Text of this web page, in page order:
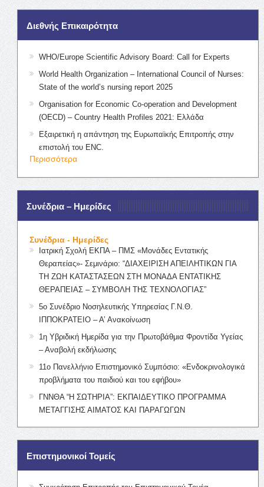
Διεθνής Επικαιρότητα
WHO/Europe Scientific Advisory Board: Call for Experts
World Health Organization – International Council of Nurses:
State of the world’s nursing report 2025
Organisation for Economic Co-operation and Development
(OECD) – Country Health Profiles 2021: Ελλάδα
Εξαιρετική η απάντηση της Ευρωπαϊκής Επιτροπής στην
επιστολή του ENC.
Περισσότερα
Συνέδρια – Ημερίδες
Συνέδρια - Ημερίδες
Ιατρική Σχολή ΕΚΠΑ – ΠΜΣ «Μονάδες Εντατικής
Θεραπείας»- Σεμινάριο: “ΔΙΑΧΕΙΡΙΣΗ ΑΠΕΙΛΗΤΙΚΩΝ ΓΙΑ
ΤΗ ΖΩΗ ΚΑΤΑΣΤΑΣΕΩΝ ΣΤΗ ΜΟΝΑΔΑ ΕΝΤΑΤΙΚΗΣ
ΘΕΡΑΠΕΙΑΣ – ΣΥΜΒΟΛΗ ΤΗΣ ΤΕΧΝΟΛΟΓΙΑΣ”
5ο Συνέδριο Νοσηλευτικής Υπηρεσίας Γ.Ν.Θ.
ΙΠΠΟΚΡΑΤΕΙΟ – Α’ Ανακοίνωση
1η Υβριδική Ημερίδα για την Πρωτοβάθμια Φροντίδα Υγείας
– Αναβολή εκδήλωσης
11ο Πανελλήνιο Επιστημονικό Συμπόσιο: «Ενδοκρινολογικά
προβλήματα του παιδιού και του εφήβου»
ΓΝΝΘΑ “Η ΣΩΤΗΡΙΑ”: ΕΚΠΑΙΔΕΥΤΙΚΟ ΠΡΟΓΡΑΜΜΑ
ΜΕΤΑΓΓΙΣΗΣ ΑΙΜΑΤΟΣ ΚΑΙ ΠΑΡΑΓΩΓΩΝ
Επιστημονικοί Τομείς